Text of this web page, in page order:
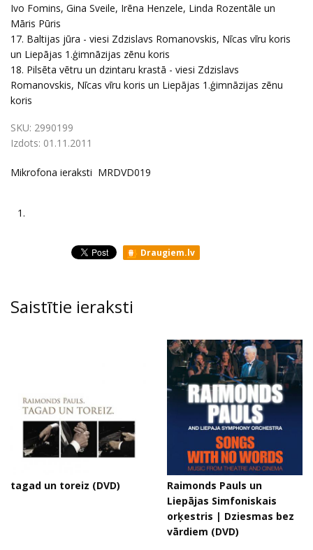
Ivo Fomins, Gina Sveile, Irēna Henzele, Linda Rozentāle un
Māris Pūris
17. Baltijas jūra - viesi Zdzislavs Romanovskis, Nīcas vīru koris
un Liepājas 1.ģimnāzijas zēnu koris
18. Pilsēta vētru un dzintaru krastā - viesi Zdzislavs
Romanovskis, Nīcas vīru koris un Liepājas 1.ģimnāzijas zēnu
koris
SKU: 2990199
Izdots: 01.11.2011
Mikrofona ieraksti MRDVD019
1.
Draugiem.lv
Saistītie ieraksti
tagad un toreiz (DVD)
Raimonds Pauls un
Liepājas Simfoniskais
orķestris | Dziesmas bez
vārdiem (DVD)